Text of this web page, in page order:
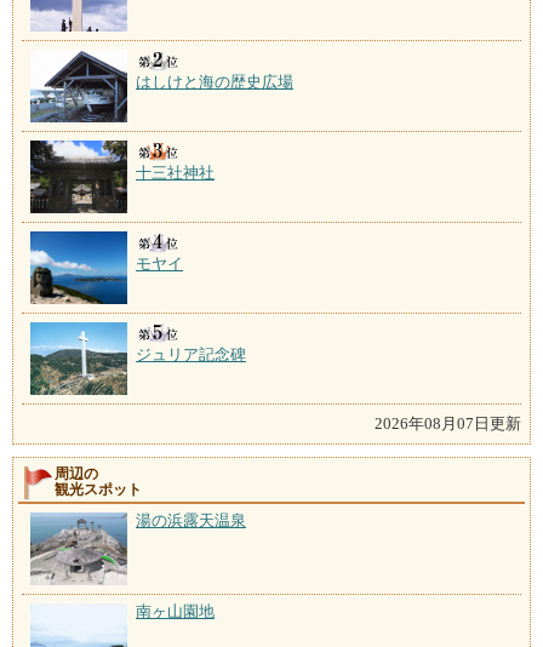
はしけと海の歴史広場
十三社神社
モヤイ
ジュリア記念碑
2026年08月07日更新
周辺の
観光スポット
湯の浜露天温泉
南ヶ山園地